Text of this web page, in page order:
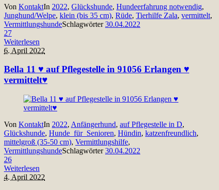
Von KontaktIn 2022, Glückshunde, Hundeerfahrung notwendig,
Junghund/Welpe, klein (bis 35 cm), Rüde, Tierhilfe Zala, vermittelt,
VermittlungshundeSchlagwörter30.04.2022
27
Weiterlesen
6. April 2022
Bella 11 ♥ auf Pflegestelle in 91056 Erlangen ♥
vermittelt♥
Von KontaktIn 2022, Anfängerhund, auf Pflegestelle in D,
Glückshunde, Hunde_für_Senioren, Hündin, katzenfreundlich,
mittelgroß (35-50 cm), Vermittlungshilfe,
VermittlungshundeSchlagwörter30.04.2022
26
Weiterlesen
4. April 2022